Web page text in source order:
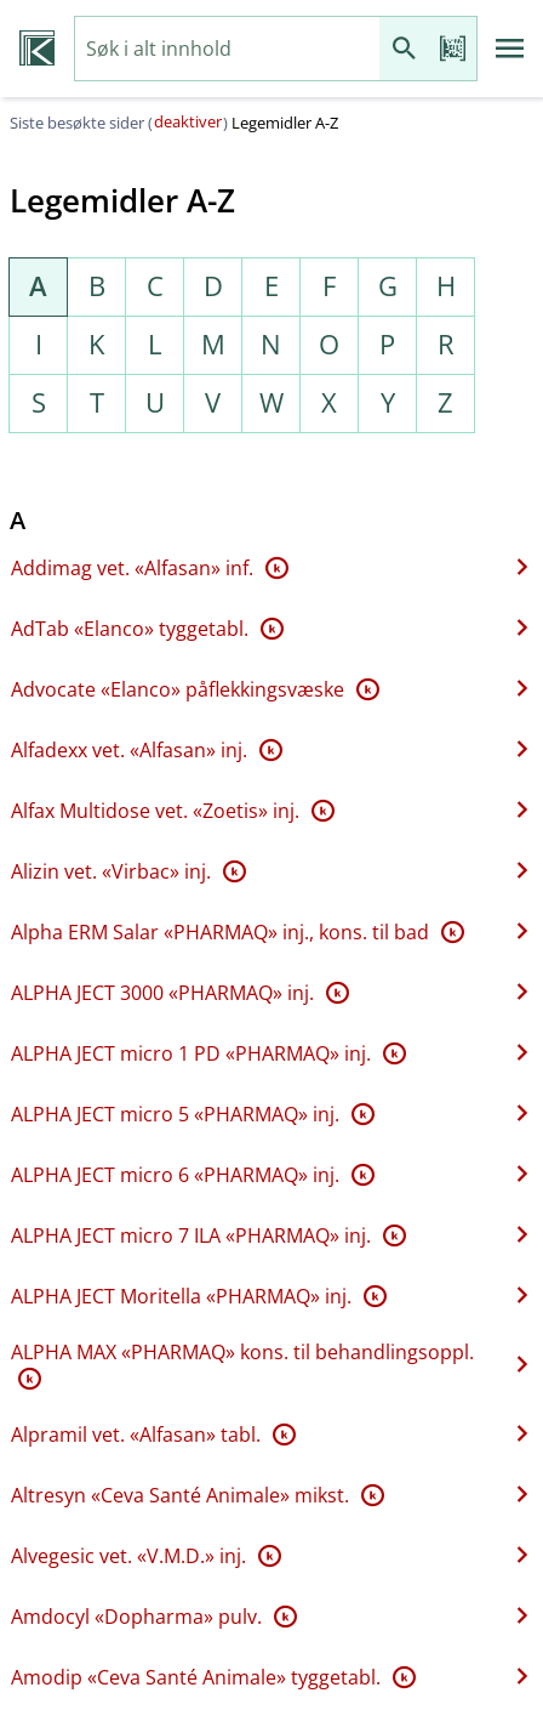
Siste besøkte sider (deaktiver) Legemidler A-Z
Legemidler A-Z
A B C D E F G
H
I
K L M N O P
R
S
T U V W X Y Z
A
Addimag vet. «Alfasan» inf. K
AdTab «Elanco» tyggetabl. K
Advocate «Elanco» påflekkingsvæske K
Alfadexx vet. «Alfasan» inj. K
Alfax Multidose vet. «Zoetis» inj. K
Alizin vet. «Virbac» inj. K
Alpha ERM Salar «PHARMAQ» inj., kons. til bad K
ALPHA JECT 3000 «PHARMAQ» inj. K
ALPHA JECT micro 1 PD «PHARMAQ» inj. K
ALPHA JECT micro 5 «PHARMAQ» inj. K
ALPHA JECT micro 6 «PHARMAQ» inj. K
ALPHA JECT micro 7 ILA «PHARMAQ» inj. K
ALPHA JECT Moritella «PHARMAQ» inj. K
ALPHA MAX «PHARMAQ» kons. til behandlingsoppl.
K
Alpramil vet. «Alfasan» tabl. K
Altresyn «Ceva Santé Animale» mikst. K
Alvegesic vet. «V.M.D.» inj. K
Amdocyl «Dopharma» pulv. K
Amodip «Ceva Santé Animale» tyggetabl. K